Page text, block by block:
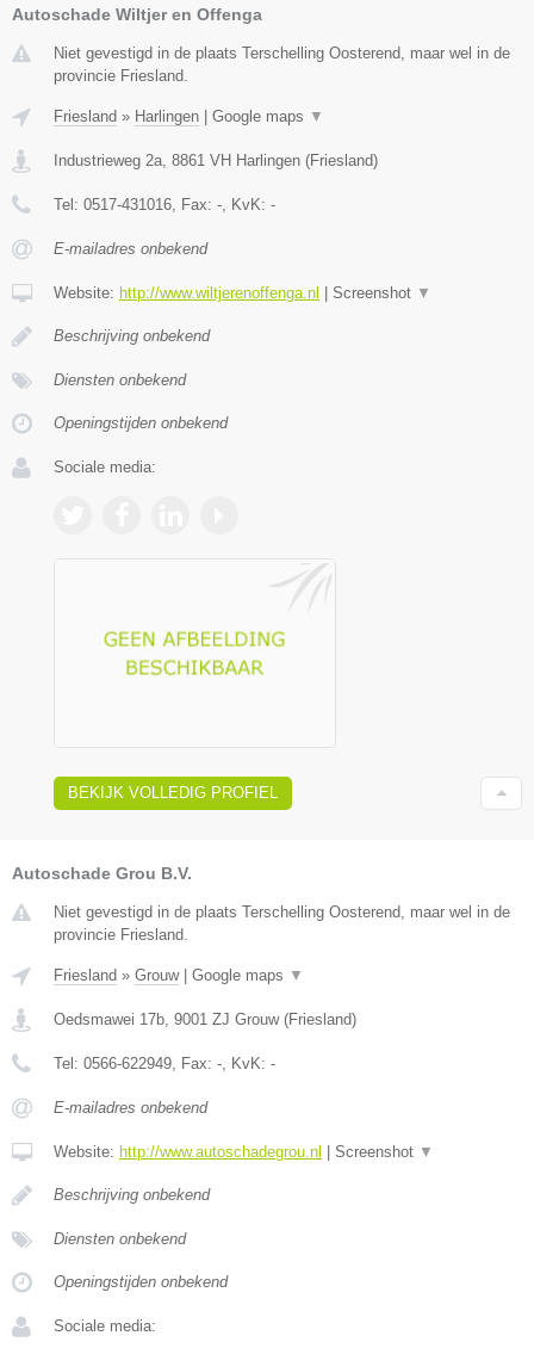
Autoschade Wiltjer en Offenga
Niet gevestigd in de plaats Terschelling Oosterend, maar wel in de
provincie Friesland.
Friesland » Harlingen Google maps ▼
Industrieweg 2a, 8861 VH Harlingen (Friesland)
Tel: 0517-431016, Fax: -, KvK: -
E-mailadres onbekend
Website: http://www.wiltjerenoffenga.nl Screenshot ▼
Beschrijving onbekend
Diensten onbekend
Openingstijden onbekend
Sociale media:
BEKIJK VOLLEDIG PROFIEL
Autoschade Grou B.V.
Niet gevestigd in de plaats Terschelling Oosterend, maar wel in de
provincie Friesland.
Friesland » Grouw| Google maps ▼
Oedsmawei 17b, 9001 ZJ Grouw(Friesland)
Tel: 0566-622949, Fax: -, KvK: -
E-mailadres onbekend
Website: http://www.autoschadegrou.nl Screenshot ▼
Beschrijving onbekend
Diensten onbekend
Openingstijden onbekend
Sociale media: